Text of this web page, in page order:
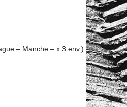
– Manche – x 3 env.)